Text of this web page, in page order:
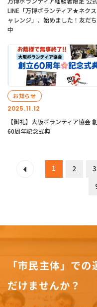
LINE「万博ボランティア★ネク
ャレンジ」、始めました！友だ
中
2025.11.12
お知らせ
【御礼】大阪ボランティア協会
60周年記念式典
1 2 3
「市民主体」で
だけませんか？